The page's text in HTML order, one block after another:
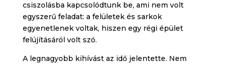
csiszolásba kapcsolódtunk be, ami nem volt
egyszerű feladat: a felületek és sarkok
egyenetlenek voltak, hiszen egy régi épület
felújításáról volt szó.
A legnagyobb kihívást az idő jelentette. Nem